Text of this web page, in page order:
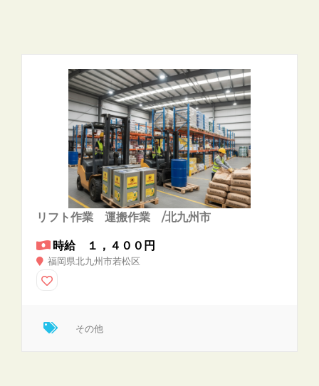
リフト作業 運搬作業 /北九州市
時給 １，４００円
福岡県北九州市若松区
その他